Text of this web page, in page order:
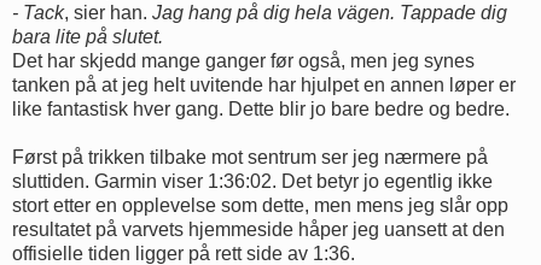
- Tack, sier han. Jag hang på dig hela vägen. Tappade dig
bara lite på slutet.
Det har skjedd mange ganger før også, men jeg synes
tanken på at jeg helt uvitende har hjulpet en annen løper er
like fantastisk hver gang. Dette blir jo bare bedre og bedre.
Først på trikken tilbake mot sentrum ser jeg nærmere på
sluttiden. Garmin viser 1:36:02. Det betyr jo egentlig ikke
stort etter en opplevelse som dette, men mens jeg slår opp
resultatet på varvets hjemmeside håper jeg uansett at den
offisielle tiden ligger på rett side av 1:36.